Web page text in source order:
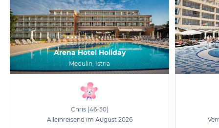
Arena Hotel Holiday
Medulin, Istria
Chris (46-50)
Alleinreisend im August 2026